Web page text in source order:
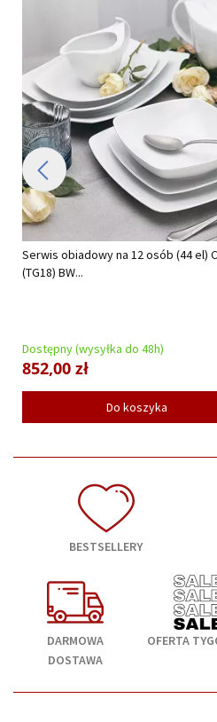
Serwis obiadowy na 12 osób (44 el)
(TG18) BW...
Dostępny (wysyłka do 48h)
852,00 zł
Do koszyka
BESTSELLERY
DARMOWA
DOSTAWA
OFERTA